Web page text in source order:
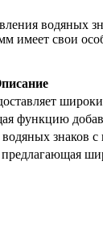
имеет свои
функцию